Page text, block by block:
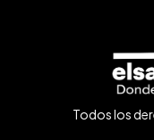
Todos los